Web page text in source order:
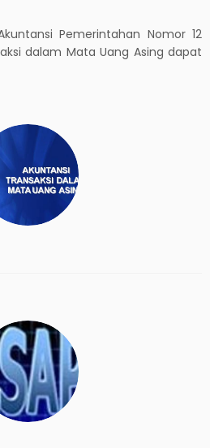
Pemerintahan Nomor 12
dalam Mata Uang Asing dapat